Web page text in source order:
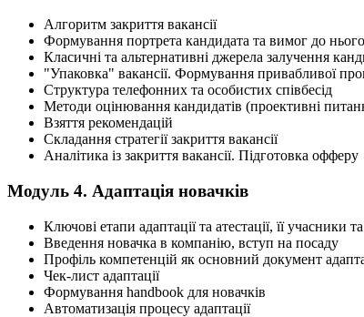
Алгоритм закриття вакансії
Формування портрета кандидата та вимог до нього
Класичні та альтернативні джерела залучення
"Упаковка" вакансії. Формування привабливої
Структура телефонних та особистих співбесід
Методи оцінювання кандидатів (проективні
Взяття рекомендацій
Складання стратегії закриття вакансії
Аналітика із закриття вакансії. Підготовка офферу
Модуль 4. Адаптація новачків
Ключові етапи адаптації та атестації, її учасники
Введення новачка в компанію, вступ на посаду
Профіль компетенцій як основний документ
Чек-лист адаптації
Формування handbook для новачків
Автоматизація процесу адаптації